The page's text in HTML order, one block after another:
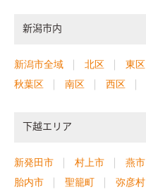
新潟市内
新潟市全域 北区 東区
秋葉区
南区 西区
下越エリア
新発田市 村上市 燕市
胎内市
聖籠町 弥彦村